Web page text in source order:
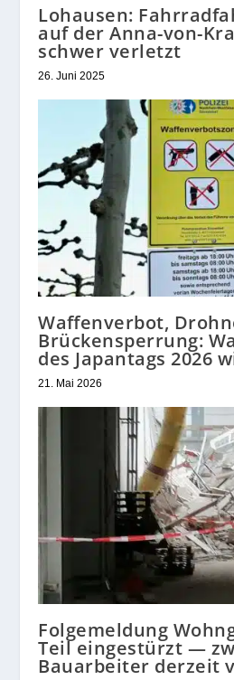
Lohausen:
auf der Anna-von-
schwer verletzt
26. Juni 2025
Waffenverbot,
Brückensperrung:
des Japantags 2026
21. Mai 2026
Folgemeldung
Teil eingestürzt —
Bauarbeiter derzeit